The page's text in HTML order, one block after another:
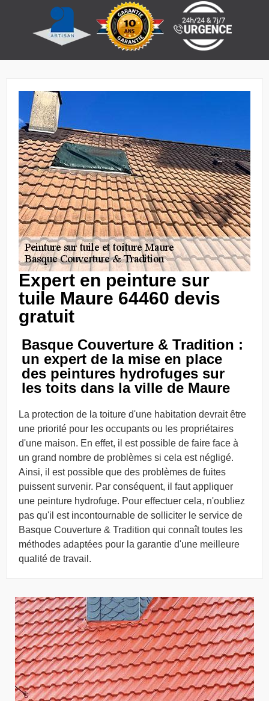
Expert en peinture sur
tuile Maure 64460 devis
gratuit
Basque Couverture & Tradition :
un expert de la mise en place
des peintures hydrofuges sur
les toits dans la ville de Maure
La protection de la toiture d'une habitation devrait être
une priorité pour les occupants ou les propriétaires
d'une maison. En effet, il est possible de faire face à
un grand nombre de problèmes si cela est négligé.
Ainsi, il est possible que des problèmes de fuites
puissent survenir. Par conséquent, il faut appliquer
une peinture hydrofuge. Pour effectuer cela, n'oubliez
pas qu'il est incontournable de solliciter le service de
Basque Couverture & Tradition qui connaît toutes les
méthodes adaptées pour la garantie d'une meilleure
qualité de travail.